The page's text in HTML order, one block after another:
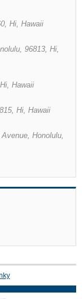
Hi, Hawaii
96813, Hi,
Hawaii
Hi, Hawaii
Honolulu,
Hawaii